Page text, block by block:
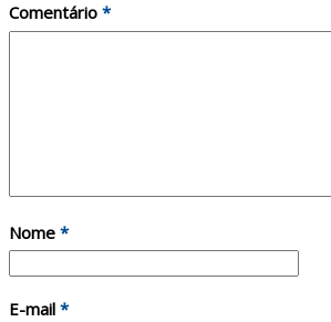
Comentário *
Nome *
E-mail *